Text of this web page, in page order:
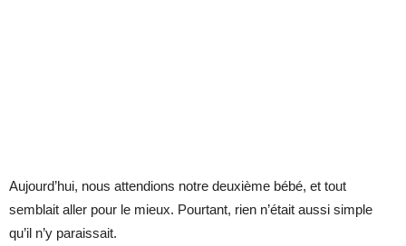
Aujourd’hui, nous attendions notre deuxième bébé, et tout
semblait aller pour le mieux. Pourtant, rien n’était aussi simple
qu’il n’y paraissait.